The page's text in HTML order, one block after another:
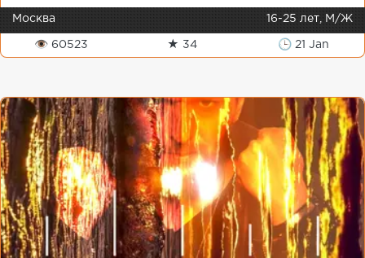
Москва 16-25 лет, М/Ж
👁 60523 ★ 34 🕒 21 Jan